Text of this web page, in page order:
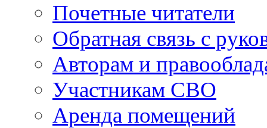
Почетные читатели
Обратная связь с
Авторам и
Участникам СВО
Аренда помещений